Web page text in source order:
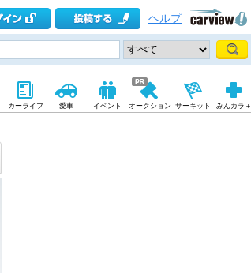
ヘルプ
カーライフ 愛車 イベント オークション サーキット みんカラ＋